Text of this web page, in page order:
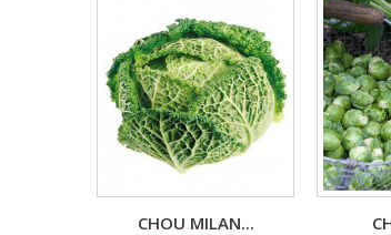
CHOU MILAN...